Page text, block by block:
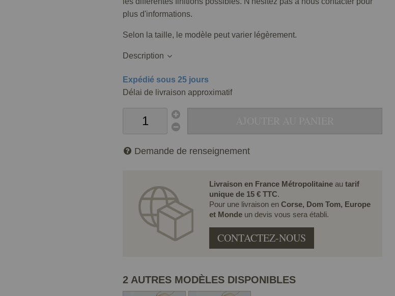
plus d'informations.
Selon la taille, le modèle peut varier légèrement.
Description
Expédié sous 25 jours
Délai de livraison approximatif
Demande de renseignement
Livraison en France Métropolitaineau tarif
unique de 15 € TTC.
Pour une livraison en Corse, Dom Tom, Europe
et Monde un devis vous sera établi.
CONTACTEZ-NOUS
2 AUTRES MODÈLES DISPONIBLES